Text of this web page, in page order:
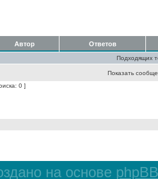
Автор Ответов
Подходящих
Показать
0 ]
на основе phpBB